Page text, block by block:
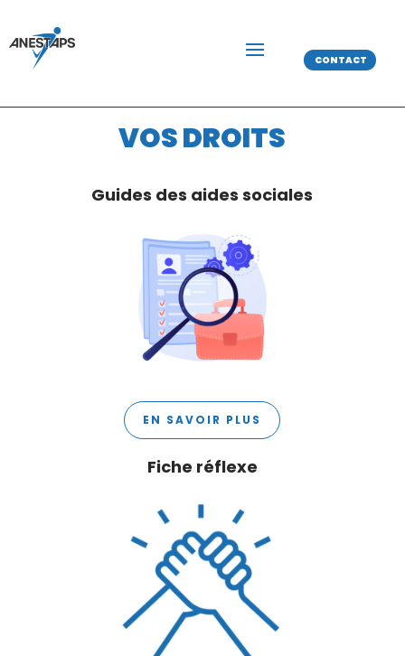
CONTACT
VOS DROITS
Guides des aides sociales
EN SAVOIR PLUS
Fiche réflexe